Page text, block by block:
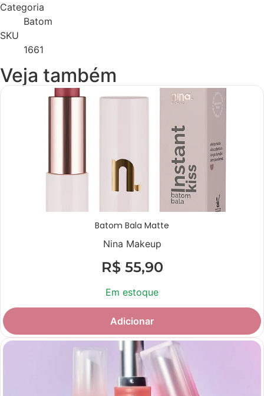
Categoria
Batom
SKU
1661
Veja também
Batom Bala Matte
Nina Makeup
R$55,90
Em estoque
Adicionar